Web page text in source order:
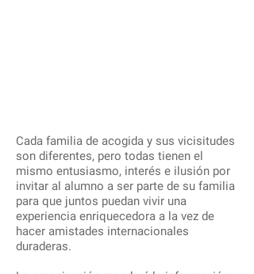
Cada familia de acogida y sus vicisitudes
son diferentes, pero todas tienen el
mismo entusiasmo, interés e ilusión por
invitar al alumno a ser parte de su familia
para que juntos puedan vivir una
experiencia enriquecedora a la vez de
hacer amistades internacionales
duraderas.